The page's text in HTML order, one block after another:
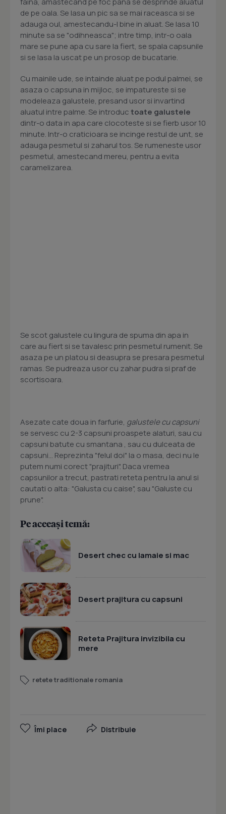
de pe oala. Se lasa un pic sa se mai raceasca si se
adauga oul, amestecandu-l bine in aluat. Se lasa 10
minute sa se "odihneasca"; intre timp, intr-o oala
mare se pune apa cu sare la fiert, se spala capsunile
si se lasa la uscat pe un prosop de bucatarie.
Cu mainile ude, se intainde aluat pe podul palmei, se
asaza o capsuna in mijloc, se impatureste si se
modeleaza galustele, presand usor si invartind
aluatul intre palme. Se introductoate galustele
dintr-o data in apa care clocoteste si se fierb usor 10
minute. Intr-o craticioara se incinge restul de unt, se
adauga pesmetul si zaharul tos. Se rumeneste usor
pesmetul, amestecand mereu, pentru a evita
caramelizarea.
Se scot galustele cu lingura de spuma din apa in
care au fiert si se tavalesc prin pesmetul rumenit. Se
asaza pe un platou si deasupra se presara pesmetul
ramas. Se pudreaza usor cu zahar pudra si praf de
scortisoara.
Asezate cate doua in farfurie, galustele cu capsuni
se servesc cu 2-3 capsuni proaspete alaturi, sau cu
capsuni batute cu smantana , sau cu dulceata de
capsuni... Reprezinta "felul doi" la o masa, deci nu le
putem numi corect "prajituri". Daca vremea
capsunilor a trecut, pastrati reteta pentru la anul si
cautati o alta: "Galusta cu caise", sau "Galuste cu
prune".
Pe aceeași temă:
Desert chec cu lamaie si mac
Desert prajitura cu capsuni
Reteta Prajitura invizibila cu
mere
retete traditionale romania
Îmi place Distribuie